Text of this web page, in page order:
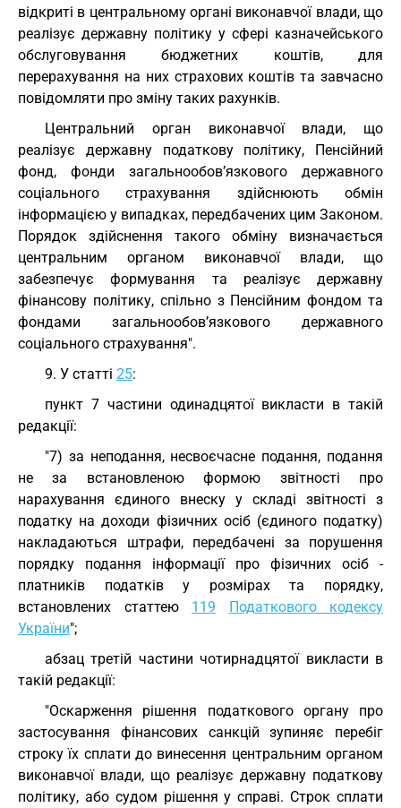
відкриті в центральному органі виконавчої влади, що
реалізує державну політику у сфері казначейського
обслуговування бюджетних коштів, для
перерахування на них страхових коштів та завчасно
повідомляти про зміну таких рахунків.
Центральний орган виконавчої влади, що
реалізує державну податкову політику, Пенсійний
фонд, фонди загальнообов’язкового державного
соціального страхування здійснюють обмін
інформацією у випадках, передбачених цим Законом.
Порядок здійснення такого обміну визначається
центральним органом виконавчої влади, що
забезпечує формування та реалізує державну
фінансову політику, спільно з Пенсійним фондом та
фондами загальнообов’язкового державного
соціального страхування".
9. У статті 25:
пункт 7 частини одинадцятої викласти в такій
редакції:
"7) за неподання, несвоєчасне подання, подання
не за встановленою формою звітності про
нарахування єдиного внеску у складі звітності з
податку на доходи фізичних осіб (єдиного податку)
накладаються штрафи, передбачені за порушення
порядку подання інформації про фізичних осіб -
платників податків у розмірах та порядку,
встановлених статтею 119
Податкового кодексу
України";
абзац третій частини чотирнадцятої викласти в
такій редакції:
"Оскарження рішення податкового органу про
застосування фінансових санкцій зупиняє перебіг
строку їх сплати до винесення центральним органом
виконавчої влади, що реалізує державну податкову
політику, або судом рішення у справі. Строк сплати